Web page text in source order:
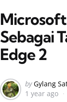
Sebagai
Edge 2
Posted
by
by Gylang
1 year ago